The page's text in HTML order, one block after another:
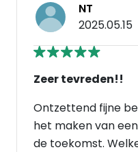
NT
2025.05.15
Zeer tevreden!!
Ontzettend fijne
het maken van
de toekomst.